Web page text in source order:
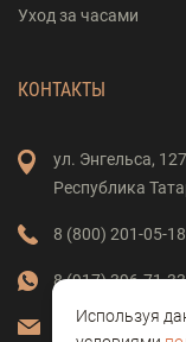
Уход за часами
КОНТАКТЫ
ул. Энгельса,
Республика
8 (800) 201-05-18
8 (917) 396-71-33
vostok-
Используя